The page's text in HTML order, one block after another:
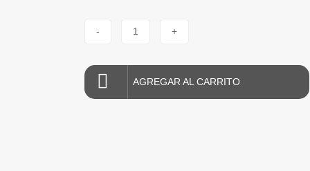
- 1 +
AGREGAR AL CARRITO